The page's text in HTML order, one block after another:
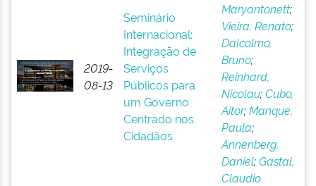
2019-
08-13
Seminário
Internacional:
Integração de
Serviços
Públicos para
um Governo
Centrado nos
Cidadãos
Maryantonett;
Vieira, Renato;
Dalcolmo,
Bruno;
Reinhard,
Nicolau;Cubo,
Aitor;Manque,
Paula;
Annenberg,
Daniel;Gastal,
Claudio